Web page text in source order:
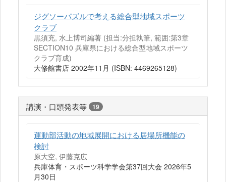
ジグソーパズルで考える総合型地域スポーツ
クラブ
黒須充, 水上博司編著 (担当:分担執筆, 範囲:第3章
SECTION10 兵庫県における総合型地域スポーツ
クラブ育成)
大修館書店 2002年11月 (ISBN: 4469265128)
講演・口頭発表等 19
運動部活動の地域展開における居場所機能の
検討
原大空, 伊藤克広
兵庫体育・スポーツ科学学会第37回大会 2026年5
月30日